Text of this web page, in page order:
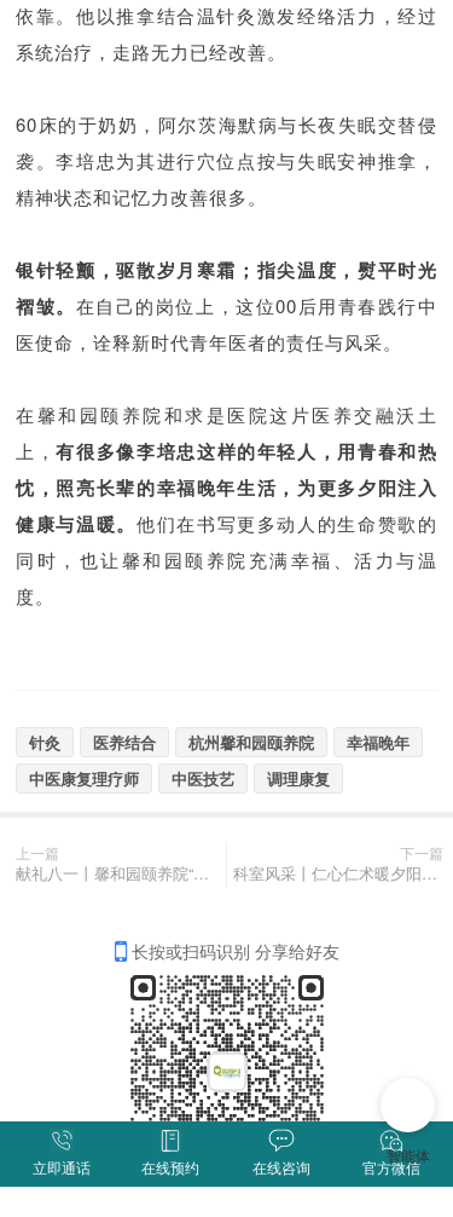
立即通话 在线预约 在线咨询 官方微信
依靠。他以推拿结合温针灸激发经络活力，经过
系统治疗，走路无力已经改善。
60床的于奶奶，阿尔茨海默病与长夜失眠交替侵
袭。李培忠为其进行穴位点按与失眠安神推拿，
精神状态和记忆力改善很多。
银针轻颤，驱散岁月寒霜；指尖温度，熨平时光
褶皱。 在自己的岗位上，这位00后用青春践行中
医使命，诠释新时代青年医者的责任与风采。
在馨和园颐养院和求是医院这片医养交融沃土
上，有很多像李培忠这样的年轻人，用青春和热
忱，照亮长辈的幸福晚年生活，为更多夕阳注入
健康与温暖。 他们在书写更多动人的生命赞歌的
同时，也让馨和园颐养院充满幸福、活力与温
度。
针灸 医养结合 杭州馨和园颐养院
幸福晚年
中医康复理疗师
中医技艺 调理康复
上一篇
献礼八一丨馨和园颐养院“抗美援越”老兵谢爷爷手写千字长信，追忆军旅生涯
下一篇
科室风采丨仁心仁术暖夕阳，商勇主任用细心爱心帮奶奶告别疱疹困扰
长按或扫码识别 分享给好友